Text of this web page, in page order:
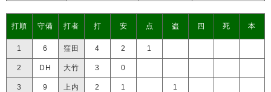
打順 守備 打者 打 安 点 盗 四 死 本
1 6 窪田 4 2 1
2 DH 大竹 3 0
3 9 上内 2 1 1